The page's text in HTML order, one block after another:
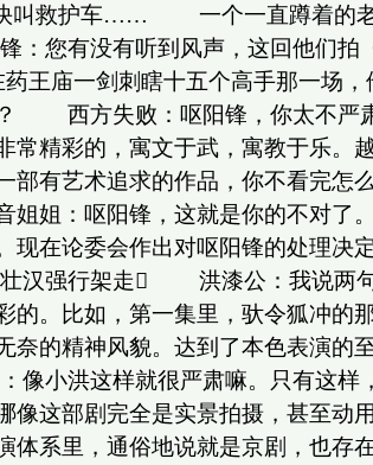
叫救护车…… 一个一直蹲着的
有没有听到风声，这回他们拍《
剑刺瞎十五个高手那一场，他
西方失败：呕阳锋，你太不严
精彩的，寓文于武，寓教于乐。
部有艺术追求的作品，你不看完
姐：呕阳锋，这就是你的不对了
现在论委会作出对呕阳锋的处理
壮汉强行架走 洪漆公：我说
。比如，第一集里，驮令狐冲的
的精神风貌。达到了本色表演的
洪这样就很严肃嘛。只有这样
这部剧完全是实景拍摄，甚至动
体系里，通俗地说就是京剧，也